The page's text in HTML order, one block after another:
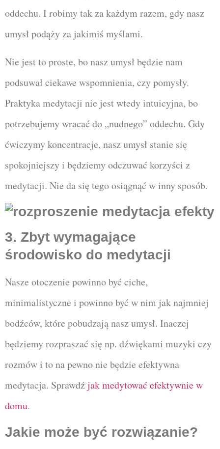
oddechu. I robimy tak za każdym razem, gdy nasz
umysł podąży za jakimiś myślami.
Nie jest to proste, bo nasz umysł będzie nam
podsuwał ciekawe wspomnienia, czy pomysły.
Praktyka medytacji nie jest wtedy intuicyjna, bo
potrzebujemy wracać do „nudnego” oddechu. Gdy
ćwiczymy koncentracje, nasz umysł stanie się
spokojniejszy i będziemy odczuwać korzyści z
medytacji. Nie da się tego osiągnąć w inny sposób.
3. Zbyt wymagające
środowisko do medytacji
Nasze otoczenie powinno być ciche,
minimalistyczne i powinno być w nim jak najmniej
bodźców, które pobudzają nasz umysł. Inaczej
będziemy rozpraszać się np. dźwiękami muzyki czy
rozmów i to na pewno nie będzie efektywna
medytacja. Sprawdźjak medytować efektywnie w
domu.
Jakie może być rozwiązanie?